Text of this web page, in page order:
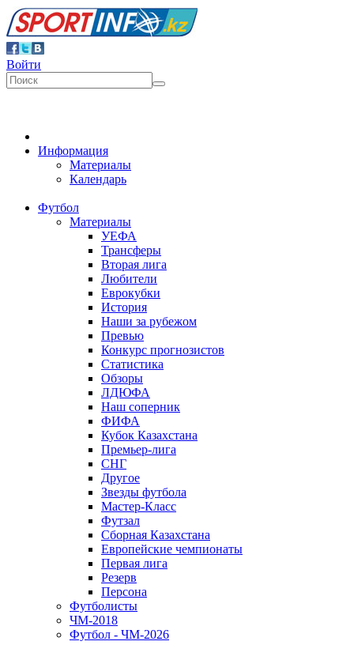
Войти
Информация
Материалы
Календарь
Футбол
Материалы
УЕФА
Трансферы
Вторая лига
Любители
Еврокубки
История
Наши за рубежом
Превью
Конкурс прогнозистов
Статистика
Обзоры
ЛДЮФА
Наш соперник
ФИФА
Кубок Казахстана
Премьер-лига
СНГ
Другое
Звезды футбола
Мастер-Класс
Футзал
Сборная Казахстана
Европейские чемпионаты
Первая лига
Резерв
Персона
Футболисты
ЧМ-2018
Футбол - ЧМ-2026